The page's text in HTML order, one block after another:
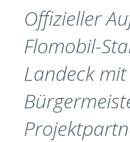
Offizieller
Flomobil-
Landeck mit